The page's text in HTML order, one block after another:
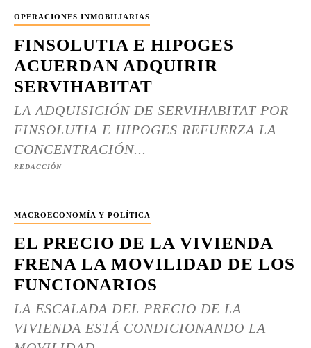
OPERACIONES INMOBILIARIAS
FINSOLUTIA E HIPOGES
ACUERDAN ADQUIRIR
SERVIHABITAT
LA ADQUISICIÓN DE SERVIHABITAT POR
FINSOLUTIA E HIPOGES REFUERZA LA
CONCENTRACIÓN...
REDACCIÓN
MACROECONOMÍA Y POLÍTICA
EL PRECIO DE LA VIVIENDA
FRENA LA MOVILIDAD DE LOS
FUNCIONARIOS
LA ESCALADA DEL PRECIO DE LA
VIVIENDA ESTÁ CONDICIONANDO LA